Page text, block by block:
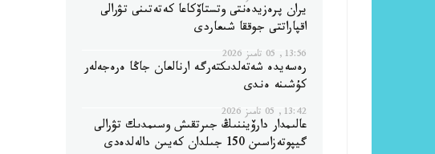
يران پرەزيدەنتى وتستاۆكاعا كەتەتىنى تۋرالى
اقپاراتتى جوققا شىعاردى
13:56, 05 تامىز 2026
رەسەيدە شەتەلدىكتەرگە ارنالعان جاڭا ەرەجەلەر
كۇشىنە ەندى
13:42, 05 تامىز 2026
عالىمدار دارۆيننىڭ جىرتقىش وسىمدىك تۋرالى
گيپوتەزاسىن 150 جىلدان كەيىن دالەلدەدى